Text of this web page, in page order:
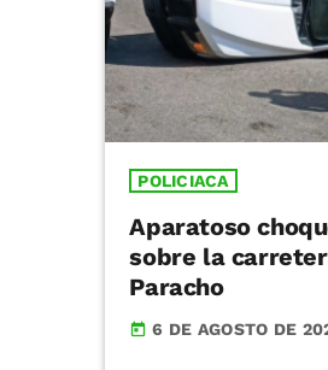
POLICIACA
Aparatoso
sobre la
Paracho
today 6 DE AGOSTO DE